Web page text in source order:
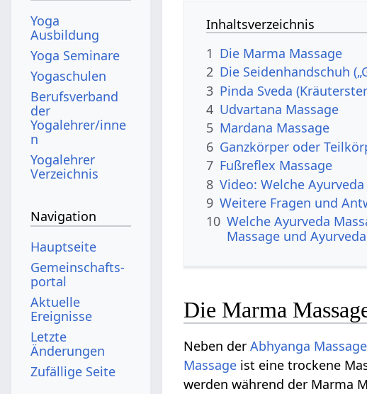
Inhaltsverzeichnis
1 Die Marma Massage
2 Die Seidenhandschuh
3 Pinda Sveda
4 Udvartana Massage
5 Mardana Massage
6 Ganzkörper oder
7 Fußreflex Massage
8 Video: Welche
9 Weitere Fragen und
10 Welche Ayurveda
Massage und Ayurveda
Die Marma
Neben derAbhyanga Massage
Massage ist eine trockene
werden während der Marma
Yoga
Ausbildung
Yoga Seminare
Yogaschulen
Berufsverband
der
Yogalehrer/inne
n
Yogalehrer
Verzeichnis
Navigation
Hauptseite
Gemeinschafts­
portal
Aktuelle
Ereignisse
Letzte
Änderungen
Zufällige Seite